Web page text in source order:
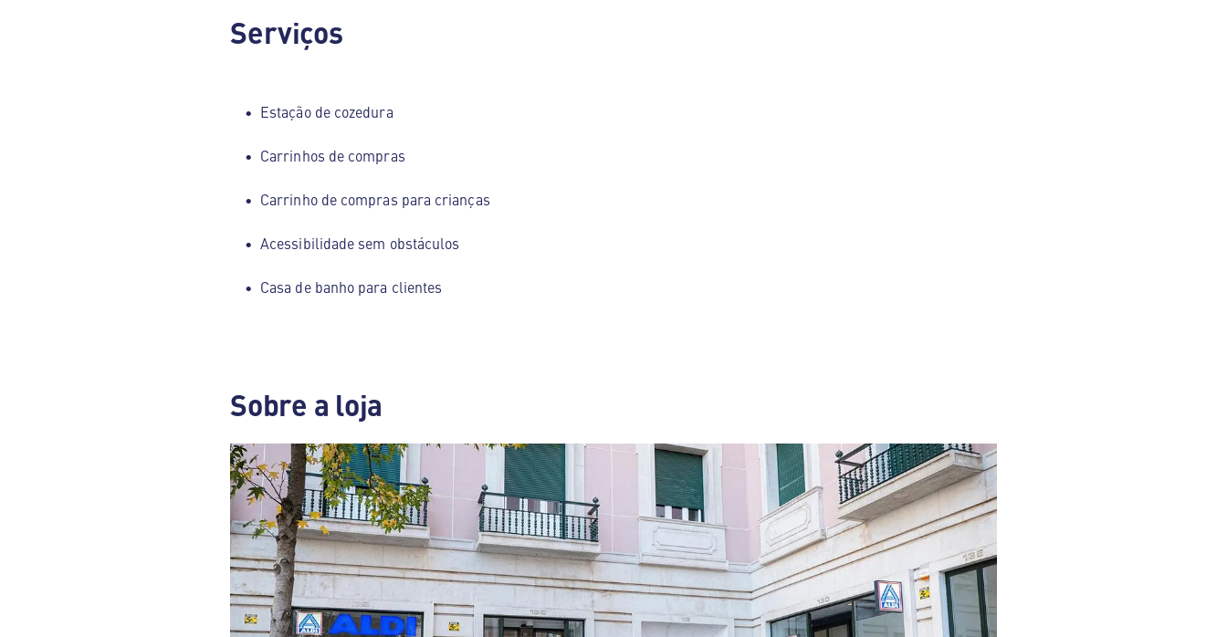
Serviços
Estação de cozedura
Carrinhos de compras
Carrinho de compras para crianças
Acessibilidade sem obstáculos
Casa de banho para clientes
Sobre a loja